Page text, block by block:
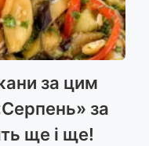
за цим
за
ще і ще!